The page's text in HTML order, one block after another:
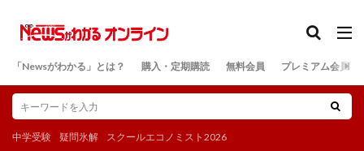
「Newsがわかる」とは？ 購入・定期購読 無料会員 プレミアム会員
中学受験 疑問氷解 スクールエコノミスト2026
検索